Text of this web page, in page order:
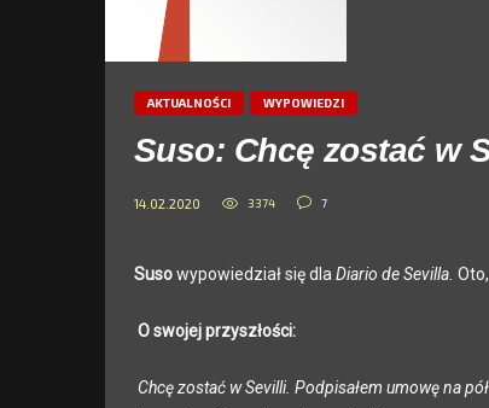
AKTUALNOŚCI WYPOWIEDZI
Suso: Chcę zostać w
14.02.2020 3374 7
Susowypowiedział się dlaDiario de Sevilla.
Oswojej przyszłości:
Chcę zostać w Sevilli. Podpisałem umowę na